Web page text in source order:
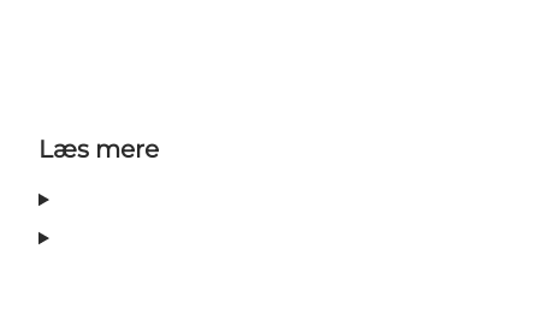
Læs mere